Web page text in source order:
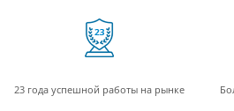
23 года успешной работы на рынке